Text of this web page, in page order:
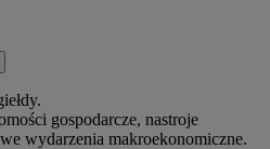
gospodarcze, nastroje
wydarzenia makroekonomiczne.